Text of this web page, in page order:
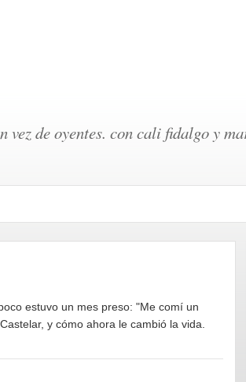
de oyentes. con cali fidalgo y
estuvo un mes preso: "Me comí un
y cómo ahora le cambió la vida.